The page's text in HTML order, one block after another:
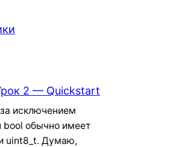
2 — Quickstart
исключением
bool обычно имеет
uint8_t. Думаю,